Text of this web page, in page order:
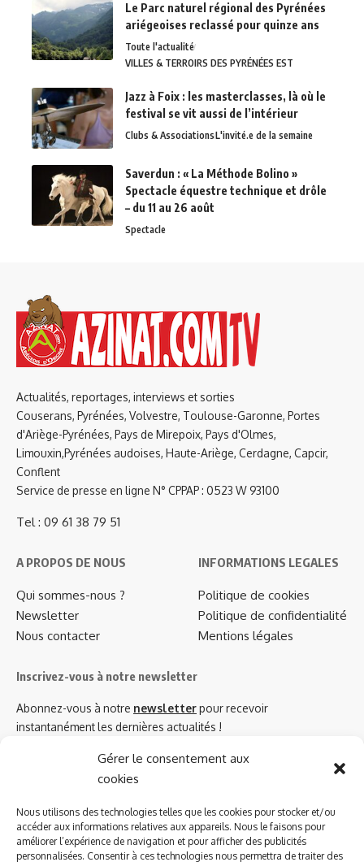
Gérer le consentement aux
cookies
Nous utilisons des technologies telles que les cookies pour stocker et/ou
accéder aux informations relatives aux appareils. Nous le faisons pour
améliorer l’expérience de navigation et pour afficher des publicités
personnalisées. Consentir à ces technologies nous permettra de traiter des
Le Parc naturel régional des Pyrénées
ariégeoises reclassé pour quinze ans
Toute l'actualité
VILLES & TERROIRS DES PYRÉNÉES EST
Jazz à Foix : les masterclasses, là où le
festival se vit aussi de l’intérieur
Clubs & AssociationsL'invité.e de la semaine
Saverdun : « La Méthode Bolino »
Spectacle équestre technique et drôle
– du 11 au 26 août
Spectacle
Actualités, reportages, interviews et sorties
Couserans, Pyrénées, Volvestre, Toulouse-Garonne, Portes
d'Ariège-Pyrénées, Pays de Mirepoix, Pays d'Olmes,
Limouxin,Pyrénées audoises, Haute-Ariège, Cerdagne, Capcir,
Conflent
Service de presse en ligne N° CPPAP : 0523 W 93100
Tel : 09 61 38 79 51
A PROPOS DE NOUS
Qui sommes-nous ?
Newsletter
Nous contacter
INFORMATIONS LEGALES
Politique de cookies
Politique de confidentialité
Mentions légales
Inscrivez-vous à notre newsletter
Abonnez-vous à notre newsletterpour recevoir
instantanément les dernières actualités !
Azinat.com TV soutient